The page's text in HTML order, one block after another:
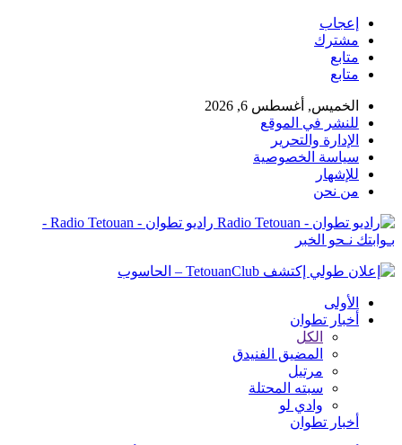
إعجاب
مشترك
متابع
متابع
الخميس, أغسطس 6, 2026
للنشر في الموقع
الإدارة والتحرير
سياسة الخصوصية
للإشهار
من نحن
راديو تطوان - Radio Tetouan -
بـوابتك نـحو الخبر
الأولى
أخبار تطوان
الكل
المضيق الفنيدق
مرتيل
سبته المحتلة
وادي لو
أخبار تطوان